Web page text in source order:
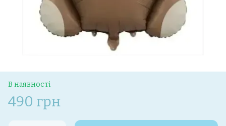
В наявності
490 грн